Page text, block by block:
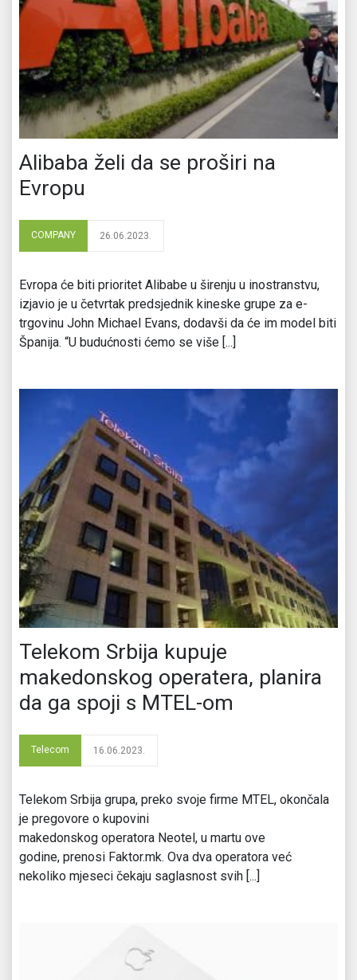
Alibaba želi da se proširi na
Evropu
COMPANY 26.06.2023.
Evropa će biti prioritet Alibabe u širenju u inostranstvu,
izjavio je u četvrtak predsjednik kineske grupe za e-
trgovinu John Michael Evans, dodavši da će im model biti
Španija. “U budućnosti ćemo se više [...]
Telekom Srbija kupuje
makedonskog operatera, planira
da ga spoji s MTEL-om
Telecom 16.06.2023.
Telekom Srbija grupa, preko svoje firme MTEL, okončala
je pregovore o kupovini
makedonskog operatora Neotel, u martu ove
godine, prenosi Faktor.mk. Ova dva operatora već
nekoliko mjeseci čekaju saglasnost svih [...]